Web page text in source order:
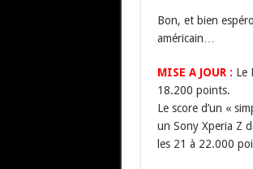
Bon, et bien
américain…
MISE A JOUR : Le
18.200 points.
Le score d’un «
un Sony Xperia Z
les 21 à 22.000